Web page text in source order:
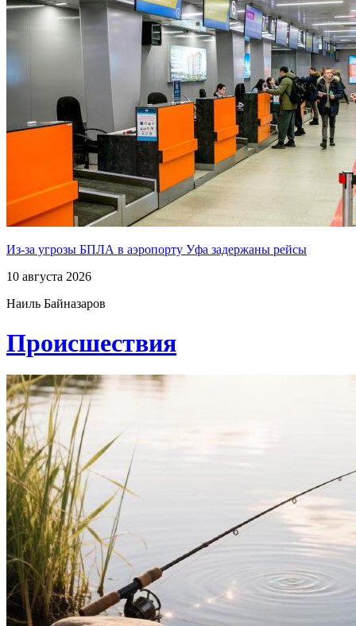
Из-за угрозы БПЛА в аэропорту Уфа задержаны рейсы
10 августа 2026
Наиль Байназаров
Проиcшествия